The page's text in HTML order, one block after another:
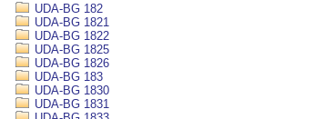
UDA-BG 182
UDA-BG 1821
UDA-BG 1822
UDA-BG 1825
UDA-BG 1826
UDA-BG 183
UDA-BG 1830
UDA-BG 1831